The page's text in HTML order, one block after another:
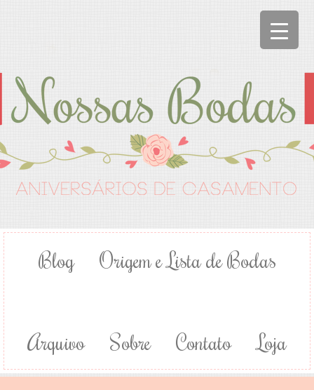
Blog Origem e Lista de Bodas
Arquivo Sobre Contato Loja